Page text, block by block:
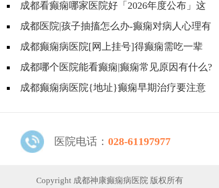
成都看癫痫哪家医院好「2026年度公布」这
些遗传病可能伴有癫痫发生
成都医院|孩子抽搐怎么办-癫痫对病人心理有
影响吗?
成都癫痫病医院[网上挂号]得癫痫需吃一辈
子药吗?
成都哪个医院能看癫痫|癫痫常见原因有什么?
成都癫痫病医院{地址}癫痫早期治疗要注意
医院电话： 028-61197977
Copyright 成都神康癫痫病医院 版权所有